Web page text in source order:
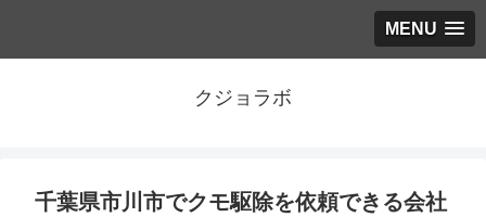
MENU
クジョラボ
千葉県市川市でクモ駆除を依頼できる会社